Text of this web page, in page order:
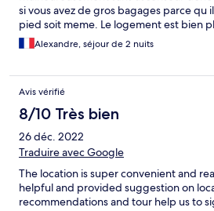
si vous avez de gros bagages parce qu
pied soit meme. Le logement est bien
cité imperiale.
Alexandre, séjour de 2 nuits
Avis vérifié
8/10 Très bien
26 déc. 2022
Traduire avec Google
The location is super convenient and
helpful and provided suggestion on
recommendations and tour help us to